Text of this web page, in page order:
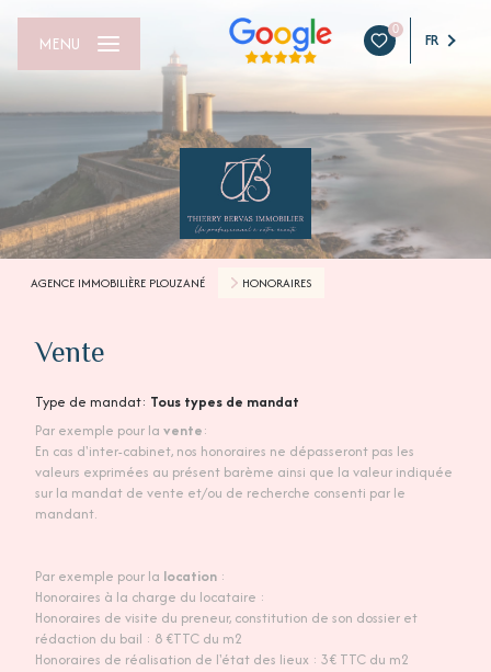
0
FR
MENU
AGENCE IMMOBILIÈRE PLOUZANÉ HONORAIRES
Vente
Type de mandat: Tous types de mandat
Par exemple pour la vente:
En cas d'inter-cabinet, nos honoraires ne dépasseront pas les
valeurs exprimées au présent barème ainsi que la valeur indiquée
sur la mandat de vente et/ou de recherche consenti par le
mandant.
Par exemple pour la location :
Honoraires à la charge du locataire :
Honoraires de visite du preneur, constitution de son dossier et
rédaction du bail : 8 €TTC du m2
Honoraires de réalisation de l'état des lieux : 3€ TTC du m2